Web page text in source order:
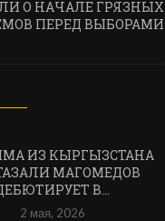
О НАЧАЛЕ ГРЯЗНЫХ
ПЕРЕД ВЫБОРАМИ
ИЗ КЫРГЫЗСТАНА
МАГОМЕДОВ
В...
2 мая, 2026